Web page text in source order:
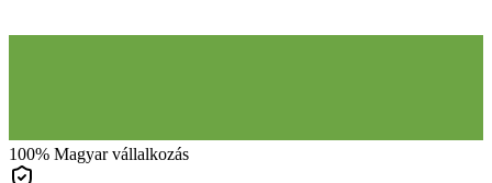
100% Magyar vállalkozás